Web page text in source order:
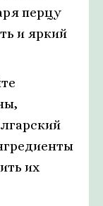
перцу
и яркий
их